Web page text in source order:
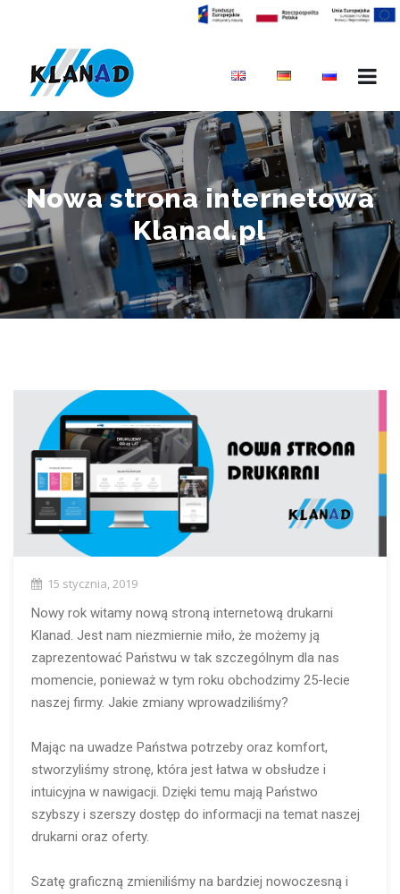
Nowa strona internetowa
Klanad.pl
15 stycznia, 2019
Nowy rok witamy nową stroną internetową drukarni
Klanad. Jest nam niezmiernie miło, że możemy ją
zaprezentować Państwu w tak szczególnym dla nas
momencie, ponieważ w tym roku obchodzimy 25-lecie
naszej firmy. Jakie zmiany wprowadziliśmy?
Mając na uwadze Państwa potrzeby oraz komfort,
stworzyliśmy stronę, która jest łatwa w obsłudze i
intuicyjna w nawigacji. Dzięki temu mają Państwo
szybszy i szerszy dostęp do informacji na temat naszej
drukarni oraz oferty.
Szatę graficzną zmieniliśmy na bardziej nowoczesną i